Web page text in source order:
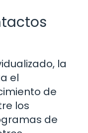
la
el
de
los
de